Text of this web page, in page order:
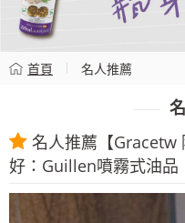
首頁 名人推薦
名人推薦【Gracetw
好：Guillen噴霧式油品